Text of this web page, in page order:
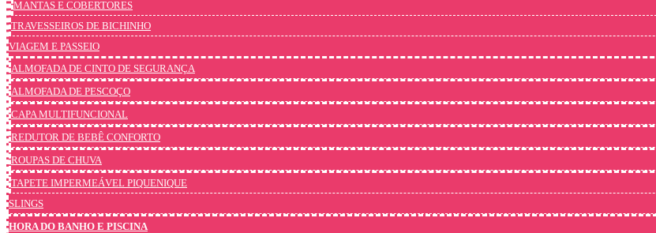
MANTAS E COBERTORES
TRAVESSEIROS DE BICHINHO
VIAGEM E PASSEIO
ALMOFADA DE CINTO DE SEGURANÇA
ALMOFADA DE PESCOÇO
CAPA MULTIFUNCIONAL
REDUTOR DE BEBÊ CONFORTO
ROUPAS DE CHUVA
TAPETE IMPERMEÁVEL PIQUENIQUE
SLINGS
HORA DO BANHO E PISCINA